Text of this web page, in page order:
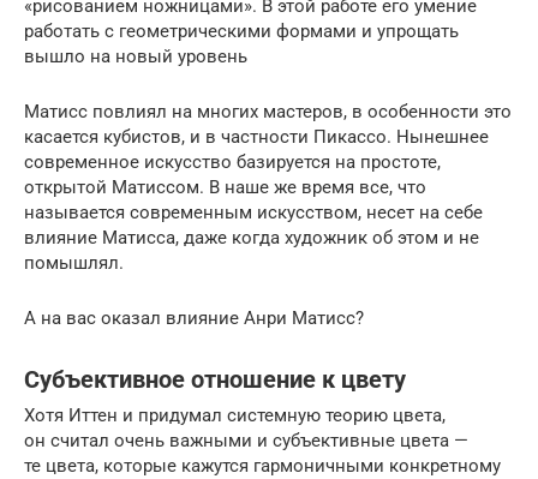
«рисованием ножницами». В этой работе его умение
работать с геометрическими формами и упрощать
вышло на новый уровень
Матисс повлиял на многих мастеров, в особенности это
касается кубистов, и в частности Пикассо. Нынешнее
современное искусство базируется на простоте,
открытой Матиссом. В наше же время все, что
называется современным искусством, несет на себе
влияние Матисса, даже когда художник об этом и не
помышлял.
А на вас оказал влияние Анри Матисс?
Субъективное отношение к цвету
Хотя Иттен и придумал системную теорию цвета,
он считал очень важными и субъективные цвета —
те цвета, которые кажутся гармоничными конкретному